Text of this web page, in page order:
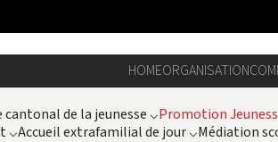
HOMEORGANISATION
de la jeunesse ⌵Promotion
⌵Accueil extrafamilial de jour⌵Médiation